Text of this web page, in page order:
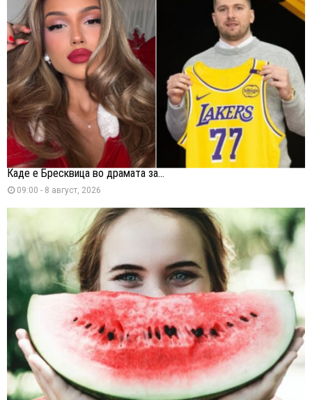
Каде е Бресквица во драмата за...
09:00 - 8 август, 2026